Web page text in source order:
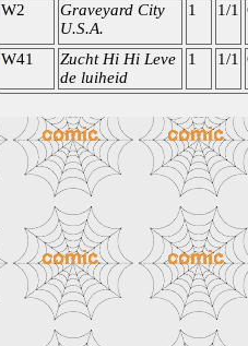
W2
Graveyard City
U.S.A.
1 1/1
W41
Zucht Hi Hi Leve
de luiheid
1 1/1